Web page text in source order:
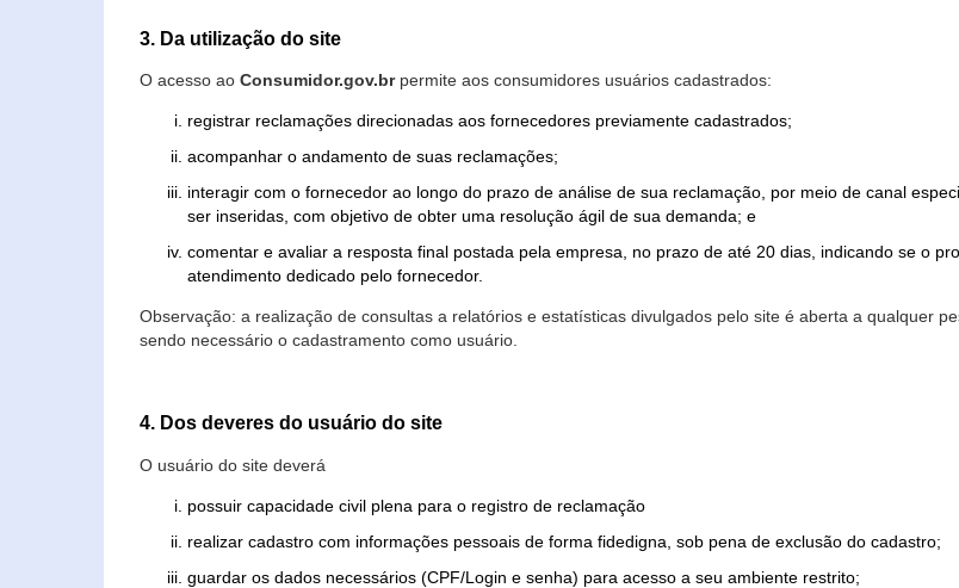
3. Da utilização do site
O acesso ao Consumidor.gov.brpermite aos consumidores usuários cadastrados:
registrar reclamações direcionadas aos fornecedores previamente cadastrados;
acompanhar o andamento de suas reclamações;
interagir com o fornecedor ao longo do prazo de análise de sua reclamação, por meio de canal
ser inseridas, com objetivo de obter uma resolução ágil de sua demanda; e
comentar e avaliar a resposta final postada pela empresa, no prazo de até 20 dias, indicando se o
atendimento dedicado pelo fornecedor.
Observação: a realização de consultas a relatórios e estatísticas divulgados pelo site é aberta a qualquer
sendo necessário o cadastramento como usuário.
4. Dos deveres do usuário do site
O usuário do site deverá
possuir capacidade civil plena para o registro de reclamação
realizar cadastro com informações pessoais de forma fidedigna, sob pena de exclusão do cadastro;
guardar os dados necessários (CPF/Login e senha) para acesso a seu ambiente restrito;